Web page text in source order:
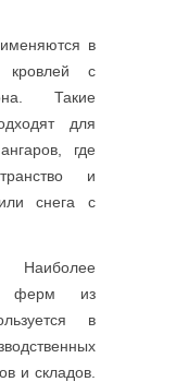
в
кровлей с
Такие
для
где
и
снега с
ферм из
в
и складов.